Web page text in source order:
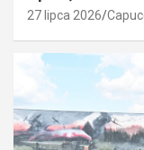
27 lipca 2026